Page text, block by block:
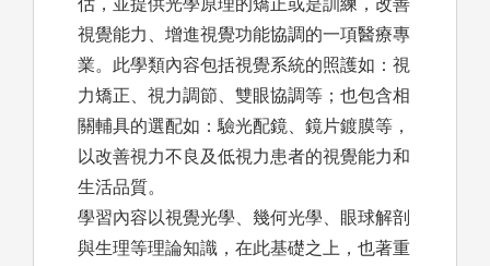
估，並提供光學原理的矯正或是訓練，改善
視覺能力、增進視覺功能協調的一項醫療專
業。此學類內容包括視覺系統的照護如：視
力矯正、視力調節、雙眼協調等；也包含相
關輔具的選配如：驗光配鏡、鏡片鍍膜等，
以改善視力不良及低視力患者的視覺能力和
生活品質。
學習內容以視覺光學、幾何光學、眼球解剖
與生理等理論知識，在此基礎之上，也著重